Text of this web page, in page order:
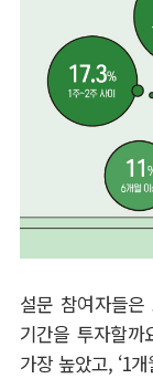
설문 참여자들
기간을 투자할까
가장 높았고, ‘1개